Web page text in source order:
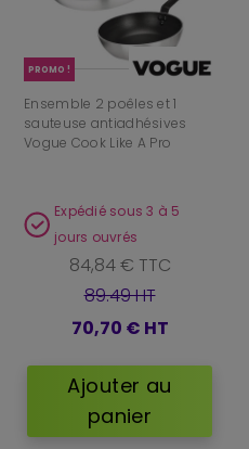
PROMO !
Ensemble 2 poêles et 1
sauteuse antiadhésives
Vogue Cook Like A Pro
Expédié sous 3 à 5
jours ouvrés
84,84 € TTC
89.49 HT
70,70 € HT
Ajouter au
panier